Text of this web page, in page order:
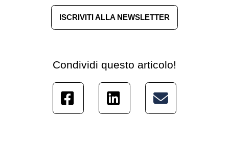
ISCRIVITI ALLA NEWSLETTER
Condividi questo articolo!